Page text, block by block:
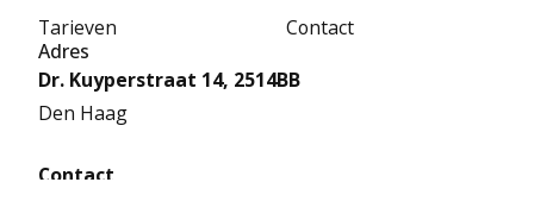
Tarieven
Contact
Adres
Dr. Kuyperstraat 14, 2514BB
Den Haag
Contact